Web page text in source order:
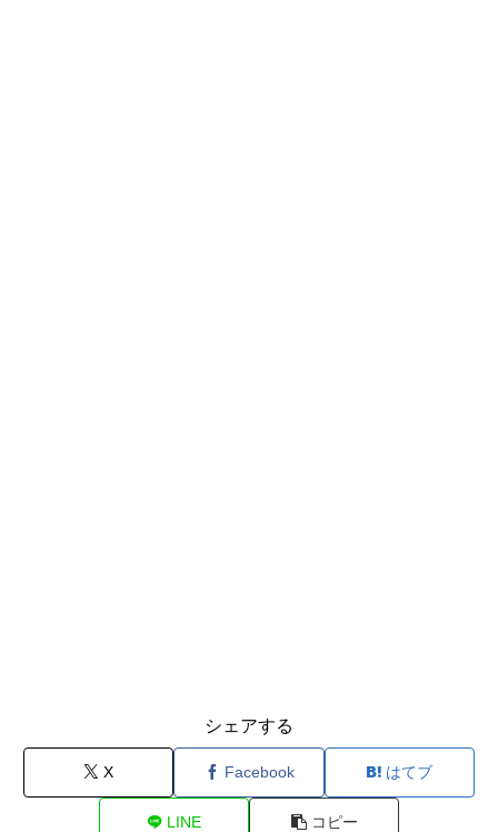
シェアする
X Facebook はてブ
LINE コピー